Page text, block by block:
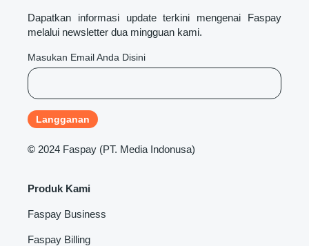
Dapatkan informasi update terkini mengenai Faspay
melalui newsletter dua mingguan kami.
Masukan Email Anda Disini
© 2024 Faspay (PT. Media Indonusa)
Produk Kami
Faspay Business
Faspay Billing